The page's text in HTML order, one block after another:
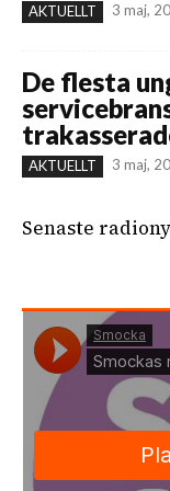
AKTUELLT 3 maj,
De flesta
AKTUELLT 3 maj,
Senaste